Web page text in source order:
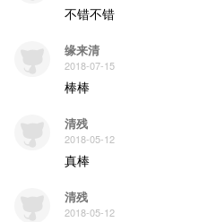
不错不错
缘来清
2018-07-15
棒棒
清残
2018-05-12
真棒
清残
2018-05-12